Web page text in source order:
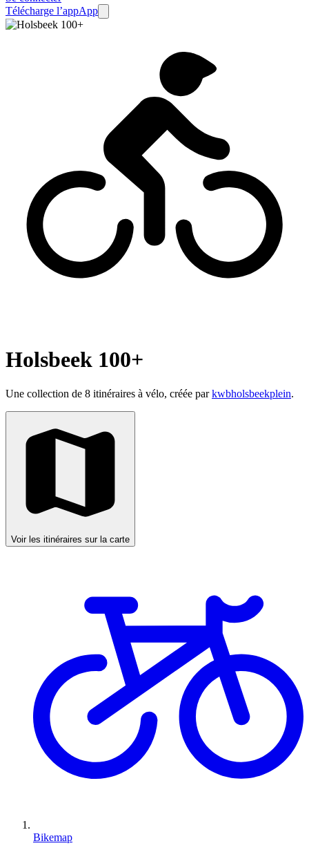
Télécharge l’appApp
Holsbeek 100+
Une collection de 8 itinéraires à vélo, créée parkwbholsbeekplein.
Voir les itinéraires sur la carte
Bikemap